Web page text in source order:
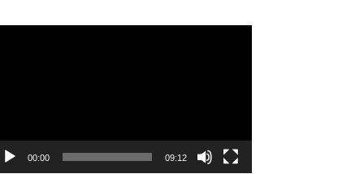
00:00 09:12